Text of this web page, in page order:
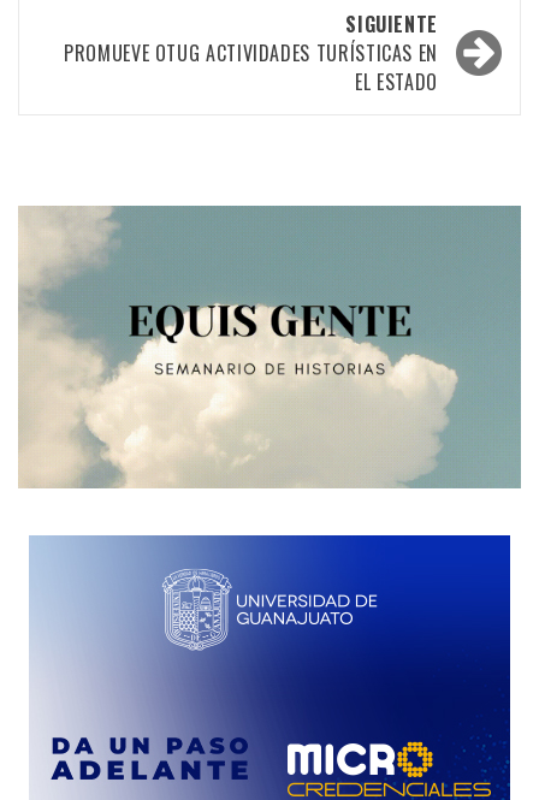
entradas
SIGUIENTE
PROMUEVE OTUG ACTIVIDADES TURÍSTICAS EN
EL ESTADO